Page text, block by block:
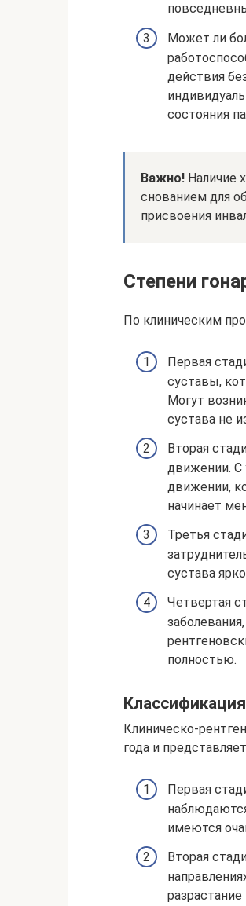
Может ли
действия
состояния
Важно! Наличие
снованием для
присвоения
Степени
По клиническим
Первая
суставы,
Могут
сустава не
Вторая
движении. С
движении,
начинает
Третья
сустава
Четвертая
полностью.
Клиническо-
года и
Первая
имеются
Вторая